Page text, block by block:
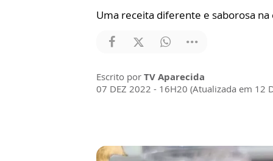
Uma receita diferente e saborosa na
Escrito por TV Aparecida
07 DEZ 2022 - 16H20 (Atualizada em 12